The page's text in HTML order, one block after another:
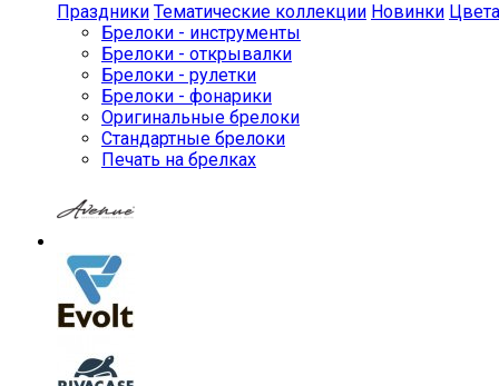
Праздники Тематические коллекции Новинки Цвета
Брелоки - инструменты
Брелоки - открывалки
Брелоки - рулетки
Брелоки - фонарики
Оригинальные брелоки
Стандартные брелоки
Печать на брелках